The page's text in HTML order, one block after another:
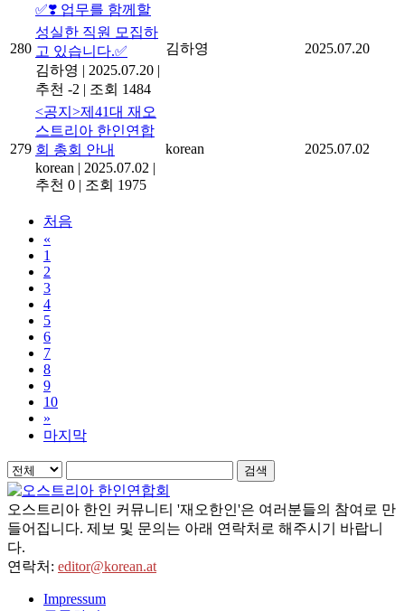
280
✅❣️ 업무를 함께할
성실한 직원 모집하
고 있습니다.✅
김하영 | 2025.07.20 |
추천 -2 | 조회 1484
김하영 2025.07.20
279
<공지>제41대 재오
스트리아 한인연합
회 총회 안내
korean | 2025.07.02 |
추천 0 | 조회 1975
korean 2025.07.02
처음
«
1
2
3
4
5
6
7
8
9
10
»
마지막
검색
오스트리아 한인 커뮤니티 '재오한인'은 여러분들의 참여로 만
들어집니다. 제보 및 문의는 아래 연락처로 해주시기 바랍니
다.
연락처: editor@korean.at
Impressum